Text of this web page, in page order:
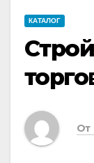
КАТАЛОГ
От